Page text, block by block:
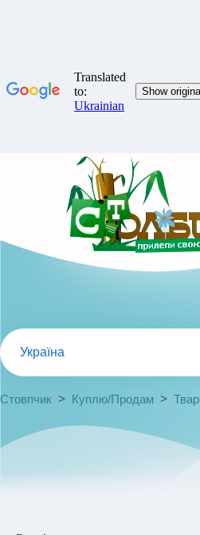
Україна
Стовпчик > Куплю/Продам >